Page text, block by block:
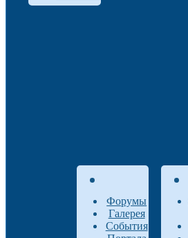
Форумы
Галерея
События